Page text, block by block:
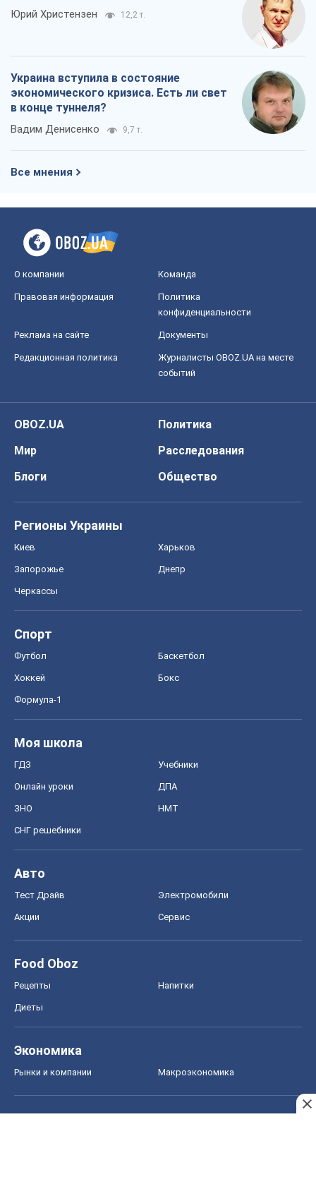
Юрий Христензен 12,2 т.
Украина вступила в состояние
экономического кризиса. Есть ли свет
в конце туннеля?
Вадим Денисенко 9,7 т.
Все мнения
О компании Команда
Правовая информация
Политика
конфиденциальности
Реклама на сайте Документы
Редакционная политика
Журналисты OBOZ.UA на месте
событий
OBOZ.UA
Политика
Мир
Расследования
Блоги
Общество
Регионы Украины
Киев Харьков
Запорожье Днепр
Черкассы
Спорт
Футбол Баскетбол
Хоккей Бокс
Формула-1
Моя школа
ГДЗ Учебники
Онлайн уроки ДПА
ЗНО НМТ
СНГ решебники
Авто
Тест Драйв Электромобили
Акции Сервис
Food Oboz
Рецепты Напитки
Диеты
Экономика
Рынки и компании Mакроэкономика
MedOboz